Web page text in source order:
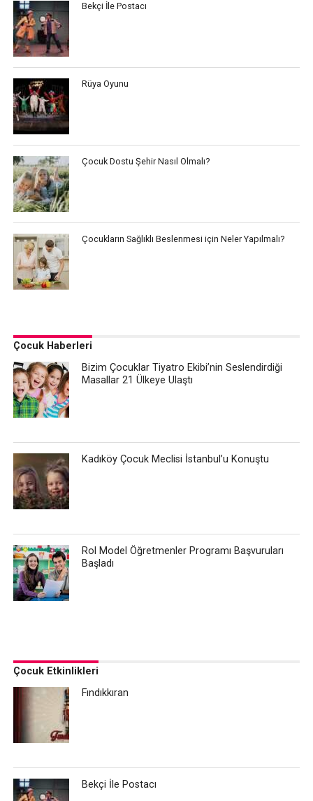
Bekçi İle Postacı
Rüya Oyunu
Çocuk Dostu Şehir Nasıl Olmalı?
Çocukların Sağlıklı Beslenmesi için Neler Yapılmalı?
Çocuk Haberleri
Bizim Çocuklar Tiyatro Ekibi’nin Seslendirdiği
Masallar 21 Ülkeye Ulaştı
Kadıköy Çocuk Meclisi İstanbul’u Konuştu
Rol Model Öğretmenler Programı Başvuruları
Başladı
Çocuk Etkinlikleri
Fındıkkıran
Bekçi İle Postacı